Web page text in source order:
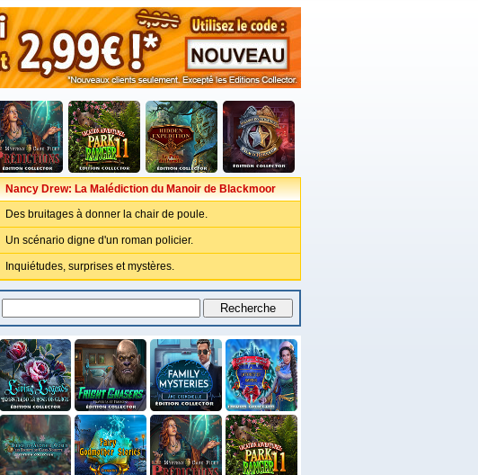
Nancy Drew: La Malédiction du Manoir de Blackmoor
Des bruitages à donner la chair de poule.
Un scénario digne d'un roman policier.
Inquiétudes, surprises et mystères.